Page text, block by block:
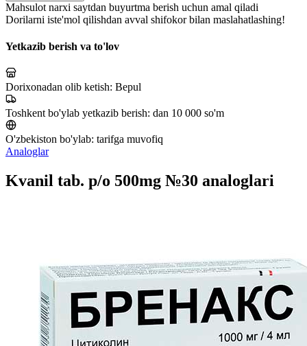
Mahsulot narxi saytdan buyurtma berish uchun amal qiladi
Dorilarni iste'mol qilishdan avval shifokor bilan maslahatlashing!
Yetkazib berish va to'lov
Dorixonadan olib ketish: Bepul
Toshkent bo'ylab yetkazib berish: dan 10 000 so'm
O'zbekiston bo'ylab: tarifga muvofiq
Analoglar
Kvanil tab. p/o 500mg №30 analoglari